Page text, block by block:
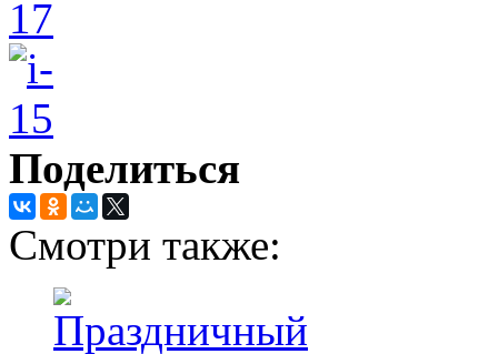
Поделиться
Смотри также: